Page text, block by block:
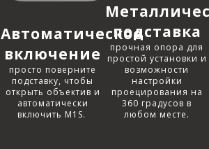
Автоматическое
включение
просто поверните
подставку, чтобы
открыть объектив и
автоматически
включить M1S. ​
подставка
прочная опора для
простой установки и
возможности
настройки
проецирования на
360 градусов в
любом месте.​​